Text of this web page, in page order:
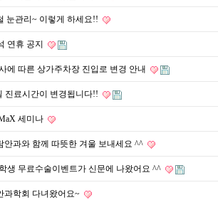
눈관리~ 이렇게 하세요!!
연휴 공지
에 따른 상가주차장 진입로 변경 안내
진료시간이 변경됩니다!!
세미나
안과와 함께 따뜻한 겨울 보내세요 ^^
생 무료수술이벤트가 신문에 나왔어요 ^^
과학회 다녀왔어요~